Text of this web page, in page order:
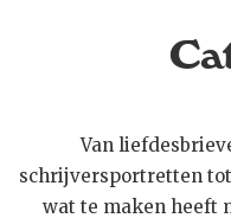
Van
schrijversportretten
wat te maken heeft